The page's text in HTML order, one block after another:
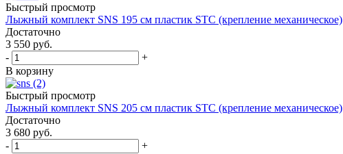
Быстрый просмотр
Лыжный комплект SNS 195 см пластик STC (крепление механическое)
Достаточно
3 550 руб.
-
+
В корзину
Быстрый просмотр
Лыжный комплект SNS 205 см пластик STC (крепление механическое)
Достаточно
3 680 руб.
-
+